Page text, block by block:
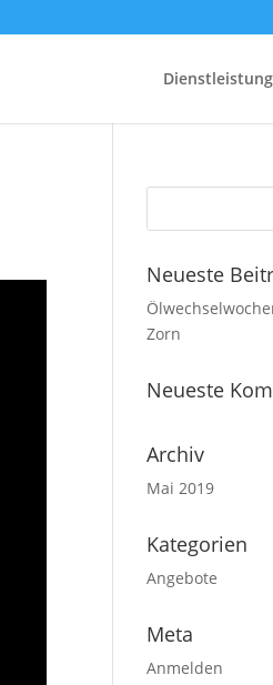
Dienstleistung
Neueste
Zorn
Neueste
Archiv
Mai 2019
Kategorien
Angebote
Meta
Anmelden